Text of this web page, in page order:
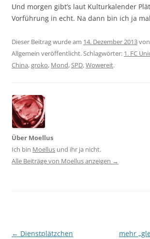
Und morgen gibt’s laut Kulturkalender
Vorführung in echt. Na dann bin ich ja
Dieser Beitrag wurde am 14. Dezember 2013von
Allgemein veröffentlicht. Schlagwörter: 1. FC
China,groko, Mond,SPD,Wowereit.
Über Moellus
Ich bin Moellus und ihr ja nicht.
Alle Beiträge von Moellus anzeigen →
Beitragsnavigation
← Dienstplätzchen mehr